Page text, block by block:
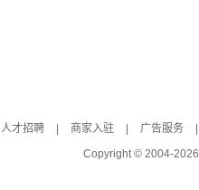
人才招聘 商家入驻 广告服务
Copyright © 2004-2026